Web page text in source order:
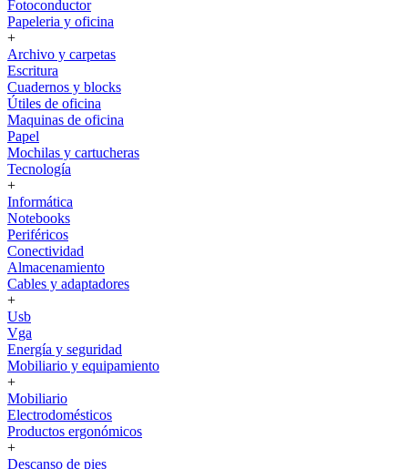
Fotoconductor
Papeleria y oficina
+
Archivo y carpetas
Escritura
Cuadernos y blocks
Útiles de oficina
Maquinas de oficina
Papel
Mochilas y cartucheras
Tecnología
+
Informática
Notebooks
Periféricos
Conectividad
Almacenamiento
Cables y adaptadores
+
Usb
Vga
Energía y seguridad
Mobiliario y equipamiento
+
Mobiliario
Electrodomésticos
Productos ergonómicos
+
Descanso de pies